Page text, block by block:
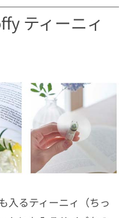
ティーニィ
入るティーニィ（ちっ